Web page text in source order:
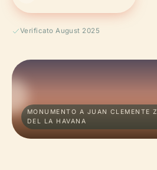
Verificato August 2025
MONUMENTO A JUAN CLEMENTE
DEL LA HAVANA